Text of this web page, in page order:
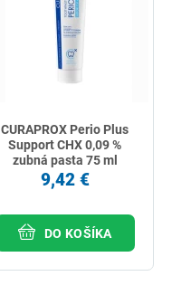
CURAPROX Perio Plus
Support CHX 0,09 %
zubná pasta 75 ml
9,42 €
DO KOŠÍKA